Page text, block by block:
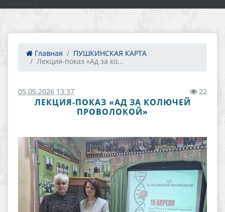
Главная
ПУШКИНСКАЯ КАРТА
Лекция-показ «Ад за ко...
05.05.2026 13:37 22
ЛЕКЦИЯ-ПОКАЗ «АД ЗА КОЛЮЧЕЙ
ПРОВОЛОКОЙ»